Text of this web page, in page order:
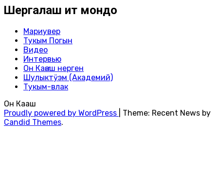
Шергалаш ит мондо
Мариувер
Тукым Погын
Видео
Интервью
Он Каҥаш нерген
Шулыктӱэм (Академий)
Тукым-влак
Он Каҥаш
Proudly powered by WordPress
Theme: Recent News by
Candid Themes.